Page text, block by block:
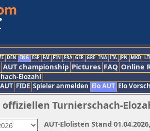
DEN ENG ESP FAI FIN FRA GER GRE INA ITA JPN MKD
AUT championship Pictures FAQ Online
Elozahl
FIDE Spieler anmelden Elo AUT Elo
Turnierschach-
AUT-Elolisten Stand